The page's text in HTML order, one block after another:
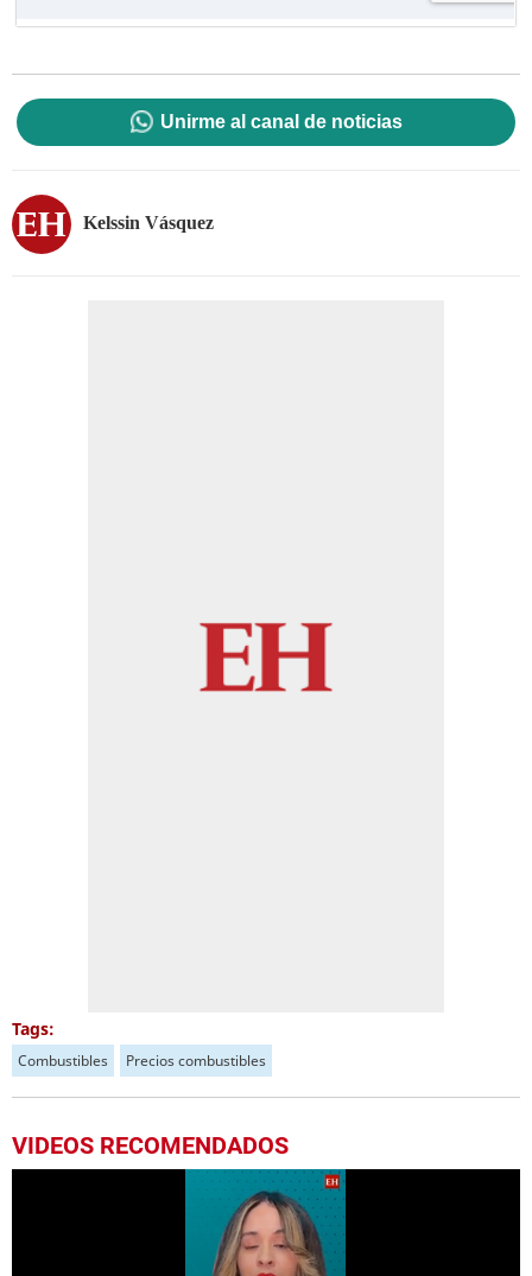
Unirme al canal de noticias
Kelssin Vásquez
Tags:
Combustibles Precios combustibles
VIDEOS RECOMENDADOS